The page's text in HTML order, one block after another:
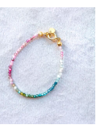
Zakres
cen:
od
49,00 zł
do
69,00 zł